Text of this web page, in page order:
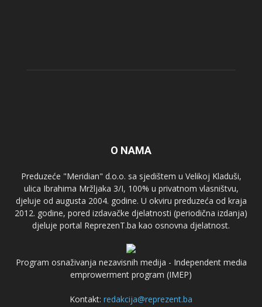
O NAMA
Preduzeće "Meridian" d.o.o. sa sjedištem u Velikoj Kladuši,
ulica Ibrahima Mržljaka 3/I, 100% u privatnom vlasništvu,
djeluje od augusta 2004. godine. U okviru preduzeća od kraja
2012. godine, pored izdavačke djelatnosti (periodična izdanja)
djeluje portal ReprezenT.ba kao osnovna djelatnost.
Program osnaživanja nezavisnih medija - Independent media
emprowerment program (IMEP)
Kontakt: redakcija@reprezent.ba